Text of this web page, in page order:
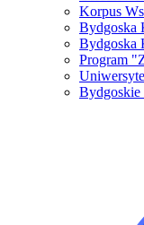
Korpus
Bydgoska
Bydgoska
Program
Bydgoskie